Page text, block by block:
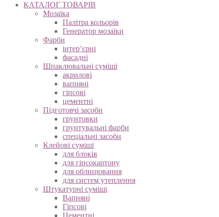
КАТАЛОГ ТОВАРІВ
Мозаїка
Палітра кольорів
Генератор мозаїки
Фарби
інтер’єрні
фасадні
Шпаклювальні суміші
акрилові
вапняні
гіпсові
цементні
Підготовчі засоби
грунтовки
грунтувальні фарби
спеціальні засоби
Клейові суміші
для блоків
для гіпсокартону
для облицювання
для систем утеплення
Штукатурні суміші
Вапняні
Гіпсові